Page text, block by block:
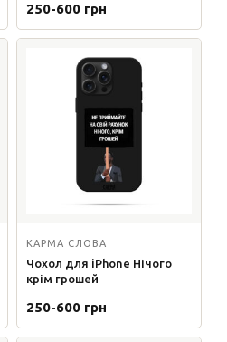
250-600 грн
КАРМА СЛОВА
Чохол для iPhone Нічого
крім грошей
250-600 грн